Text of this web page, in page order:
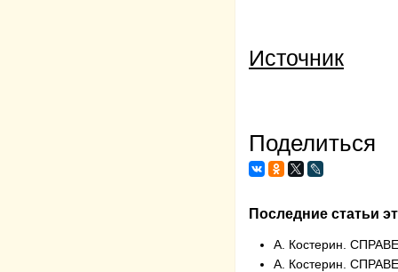
Источник
Поделиться
Последние статьи
А. Костерин.
А. Костерин.